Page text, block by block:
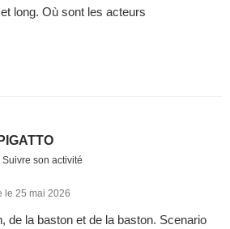
long. Où sont les acteurs
Suivre son activité
le 25 mai 2026
de la baston et de la baston. Scenario